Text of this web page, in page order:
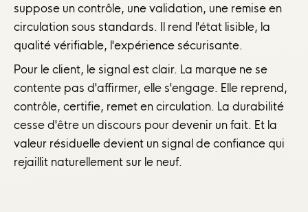
suppose un contrôle, une validation, une remise en
circulation sous standards. Il rend l'état lisible, la
qualité vérifiable, l'expérience sécurisante.
Pour le client, le signal est clair. La marque ne se
contente pas d'affirmer, elle s'engage. Elle reprend,
contrôle, certifie, remet en circulation. La durabilité
cesse d'être un discours pour devenir un fait. Et la
valeur résiduelle devient un signal de confiance qui
rejaillit naturellement sur le neuf.